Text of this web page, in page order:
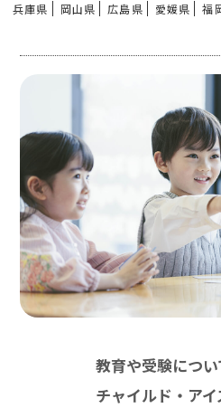
兵庫県
岡山県 広島県 愛媛県 福
教育や受験につ
チャイルド・アイ